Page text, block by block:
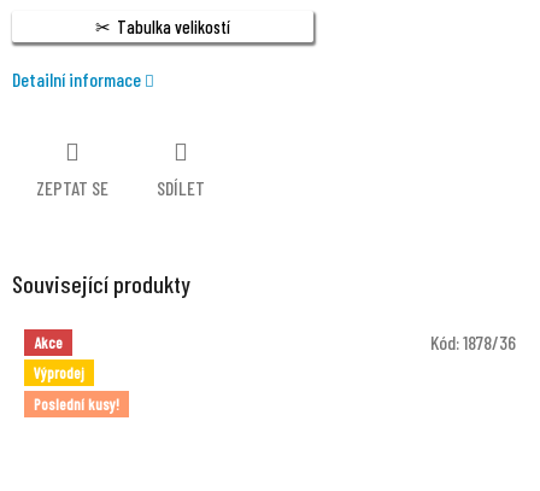
Tabulka velikostí
Detailní informace
ZEPTAT SE SDÍLET
Související produkty
Akce
Výprodej
Poslední kusy!
Kód:1878/36